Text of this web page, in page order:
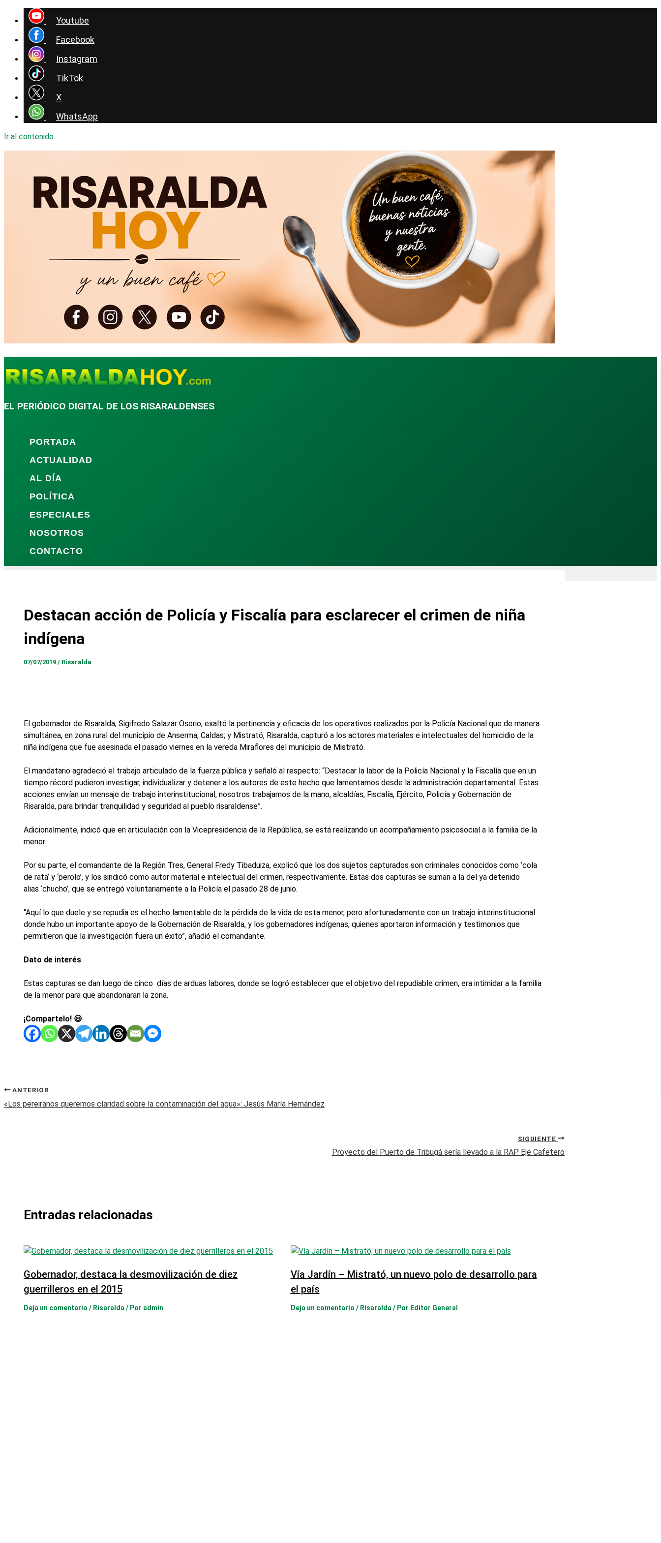
Youtube
Facebook
Instagram
TikTok
X
WhatsApp
Ir al contenido
EL PERIÓDICO DIGITAL DE LOS RISARALDENSES
PORTADA
ACTUALIDAD
AL DÍA
POLÍTICA
ESPECIALES
NOSOTROS
CONTACTO
Destacan acción de Policía y Fiscalía para esclarecer el crimen de niña
indígena
07/07/2019 / Risaralda
El gobernador de Risaralda, Sigifredo Salazar Osorio, exaltó la pertinencia y eficacia de los operativos realizados por la Policía Nacional que de manera
simultánea, en zona rural del municipio de Anserma, Caldas; y Mistrató, Risaralda, capturó a los actores materiales e intelectuales del homicidio de la
niña indígena que fue asesinada el pasado viernes en la vereda Miraflores del municipio de Mistrató.
El mandatario agradeció el trabajo articulado de la fuerza pública y señaló al respecto: “Destacar la labor de la Policía Nacional y la Fiscalía que en un
tiempo récord pudieron investigar, individualizar y detener a los autores de este hecho que lamentamos desde la administración departamental. Estas
acciones envían un mensaje de trabajo interinstitucional, nosotros trabajamos de la mano, alcaldías, Fiscalía, Ejército, Policía y Gobernación de
Risaralda, para brindar tranquilidad y seguridad al pueblo risaraldense”.
Adicionalmente, indicó que en articulación con la Vicepresidencia de la República, se está realizando un acompañamiento psicosocial a la familia de la
menor.
Por su parte, el comandante de la Región Tres, General Fredy Tibaduiza, explicó que los dos sujetos capturados son criminales conocidos como ‘cola
de rata’ y ‘perolo’, y los sindicó como autor material e intelectual del crimen, respectivamente. Estas dos capturas se suman a la del ya detenido
alias ‘chucho’, que se entregó voluntariamente a la Policía el pasado 28 de junio.
“Aquí lo que duele y se repudia es el hecho lamentable de la pérdida de la vida de esta menor, pero afortunadamente con un trabajo interinstitucional
donde hubo un importante apoyo de la Gobernación de Risaralda, y los gobernadores indígenas, quienes aportaron información y testimonios que
permitieron que la investigación fuera un éxito”, añadió el comandante.
Dato de interés
Estas capturas se dan luego de cinco días de arduas labores, donde se logró establecer que el objetivo del repudiable crimen, era intimidar a la familia
de la menor para que abandonaran la zona.
¡Compartelo! 😃
ANTERIOR
«Los pereiranos queremos claridad sobre la contaminación del agua»: Jesús María Hernández
SIGUIENTE
Proyecto del Puerto de Tribugá sería llevado a la RAP Eje Cafetero
Entradas relacionadas
Gobernador, destaca la desmovilización de diez
guerrilleros en el 2015
Deja un comentario / Risaralda/ Por admin
Vía Jardín – Mistrató, un nuevo polo de desarrollo para
el país
Deja un comentario / Risaralda/ Por Editor General